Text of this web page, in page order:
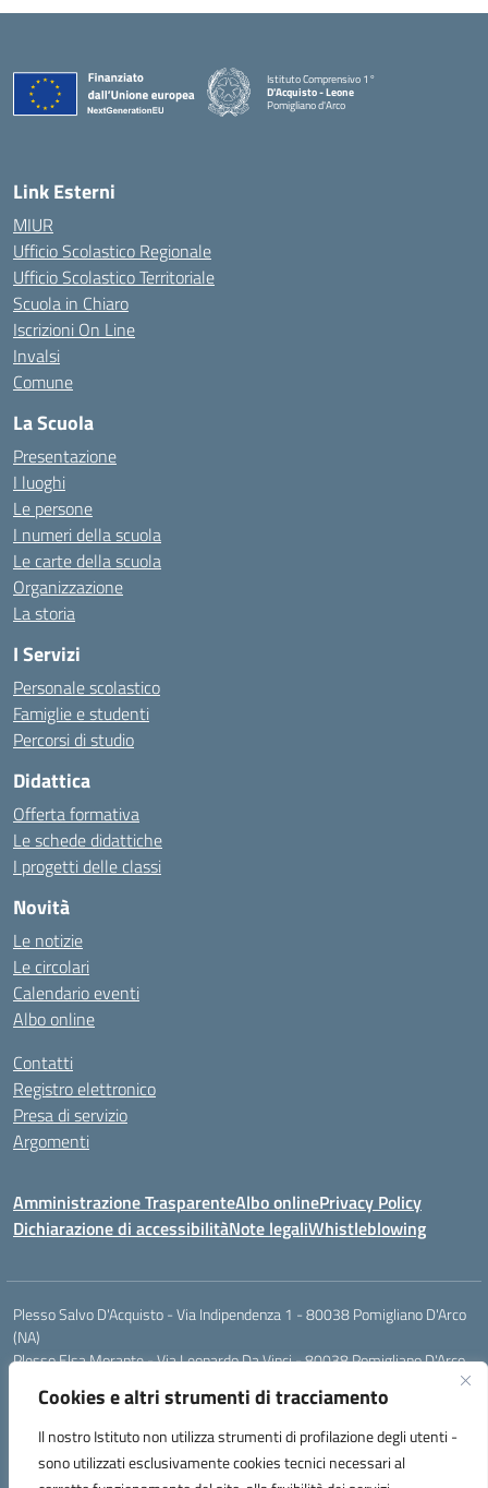
Cookies e altri strumenti di tracciamento
Il nostro Istituto non utilizza strumenti di profilazione degli utenti -
sono utilizzati esclusivamente cookies tecnici necessari al
Istituto Comprensivo 1°
D'Acquisto - Leone
Pomigliano d'Arco
— Visita la pagina iniziale della scuola
Link Esterni
MIUR
Ufficio Scolastico Regionale
Ufficio Scolastico Territoriale
Scuola in Chiaro
Iscrizioni On Line
Invalsi
Comune
La Scuola
Presentazione
I luoghi
Le persone
I numeri della scuola
Le carte della scuola
Organizzazione
La storia
I Servizi
Personale scolastico
Famiglie e studenti
Percorsi di studio
Didattica
Offerta formativa
Le schede didattiche
I progetti delle classi
Novità
Le notizie
Le circolari
Calendario eventi
Albo online
Contatti
Registro elettronico
Presa di servizio
Argomenti
Amministrazione TrasparenteAlbo onlinePrivacy Policy
Dichiarazione di accessibilitàNote legaliWhistleblowing
Plesso Salvo D'Acquisto - Via Indipendenza 1 - 80038 Pomigliano D'Arco
(NA)
Plesso Elsa Morante - Via Leonardo Da Vinci - 80038 Pomigliano D'Arco
Plesso Leone - Via Pascoli - 80038 Pomigliano D'Arco (NA)
Tel.:0813177304 - Mail: naic8g1003@istruzione.it - Pec:
Codice Univoco ufficio: UIECQ7